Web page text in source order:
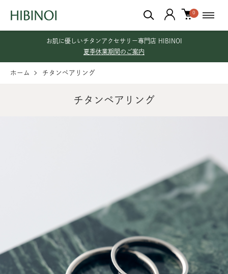
お肌に優しいチタンアクセサリー専門店 HIBINOI
夏季休業期間のご案内
0
ホーム チタンペアリング
チタンペアリング